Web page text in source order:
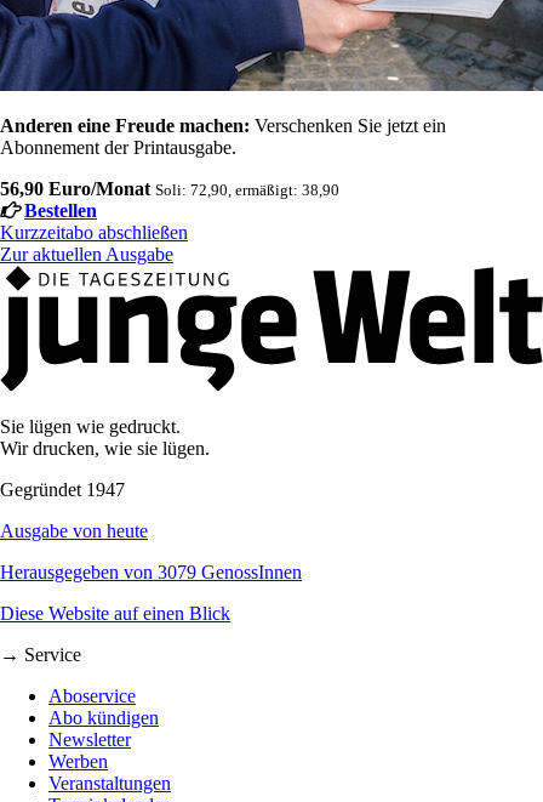
Anderen eine Freude machen: Verschenken Sie jetzt ein
Abonnement der Printausgabe.
56,90 Euro/Monat Soli: 72,90, ermäßigt: 38,90
Bestellen
Kurzzeitabo abschließen
Zur aktuellen Ausgabe
Sie lügen wie gedruckt.
Wir drucken, wie sie lügen.
Gegründet 1947
Ausgabe von heute
Herausgegeben von 3079 GenossInnen
Diese Website auf einen Blick
→ Service
Aboservice
Abo kündigen
Newsletter
Werben
Veranstaltungen